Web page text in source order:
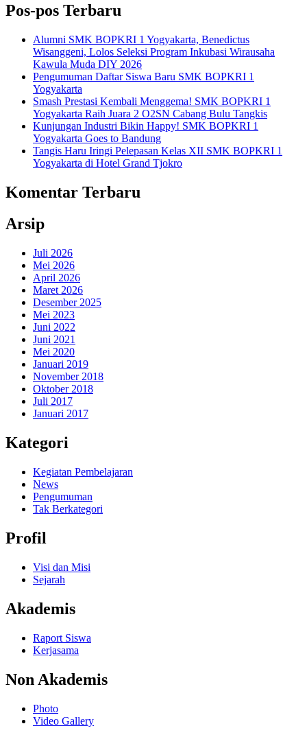
Pos-pos Terbaru
Alumni SMK BOPKRI 1 Yogyakarta, Benedictus
Wisanggeni, Lolos Seleksi Program Inkubasi Wirausaha
Kawula Muda DIY 2026
Pengumuman Daftar Siswa Baru SMK BOPKRI 1
Yogyakarta
Smash Prestasi Kembali Menggema! SMK BOPKRI 1
Yogyakarta Raih Juara 2 O2SN Cabang Bulu Tangkis
Kunjungan Industri Bikin Happy! SMK BOPKRI 1
Yogyakarta Goes to Bandung
Tangis Haru Iringi Pelepasan Kelas XII SMK BOPKRI 1
Yogyakarta di Hotel Grand Tjokro
Komentar Terbaru
Arsip
Juli 2026
Mei 2026
April 2026
Maret 2026
Desember 2025
Mei 2023
Juni 2022
Juni 2021
Mei 2020
Januari 2019
November 2018
Oktober 2018
Juli 2017
Januari 2017
Kategori
Kegiatan Pembelajaran
News
Pengumuman
Tak Berkategori
Profil
Visi dan Misi
Sejarah
Akademis
Raport Siswa
Kerjasama
Non Akademis
Photo
Video Gallery